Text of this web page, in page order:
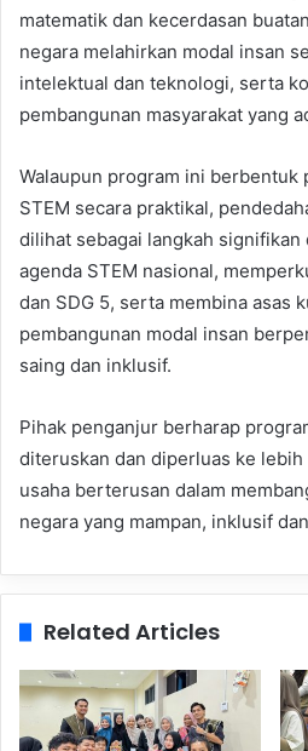
matematik dan kecerdasan
negara melahirkan modal insan
intelektual dan teknologi, serta
pembangunan masyarakat yang
Walaupun program ini berbentuk
STEM secara praktikal,
dilihat sebagai langkah signifikan
agenda STEM nasional,
dan SDG 5, serta membina asas
pembangunan modal insan
saing dan inklusif.
Pihak penganjur berharap
diteruskan dan diperluas ke lebih
usaha berterusan dalam
negara yang mampan, inklusif
Related Articles